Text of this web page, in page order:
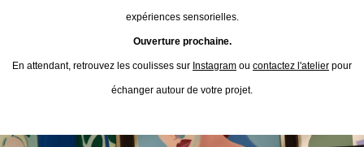
expériences sensorielles.
Ouverture prochaine.
En attendant, retrouvez les coulisses sur Instagram ou contactez l'atelier pour
échanger autour de votre projet.